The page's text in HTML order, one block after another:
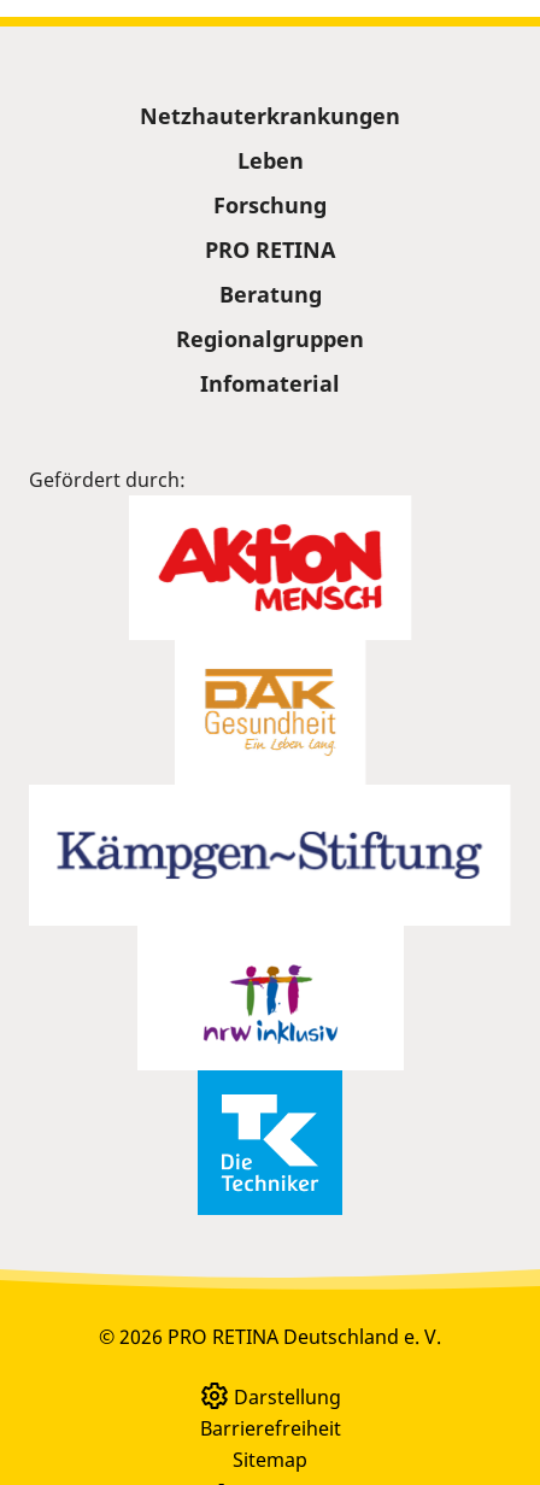
Netzhauterkrankungen
Leben
Forschung
PRO RETINA
Beratung
Regionalgruppen
Infomaterial
Gefördert durch:
© 2026 PRO RETINA Deutschland e. V.
Darstellung
Barrierefreiheit
Sitemap